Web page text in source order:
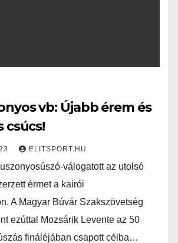
vb: Újabb érem és
csúcs!
ELITSPORT.HU
válogatott az utolsó
érmet a kairói
A Magyar Búvár Szakszövetség
ezúttal Mozsárik Levente az 50
fináléjában csapott célba…